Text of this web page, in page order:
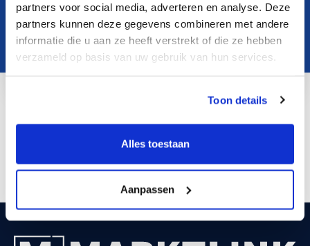
partners voor social media, adverteren en analyse. Deze
partners kunnen deze gegevens combineren met andere
informatie die u aan ze heeft verstrekt of die ze hebben
verzameld op basis van uw gebruik van hun services.
Toon details
Alles toestaan
Aanpassen
e.ekkel@marktlink.com